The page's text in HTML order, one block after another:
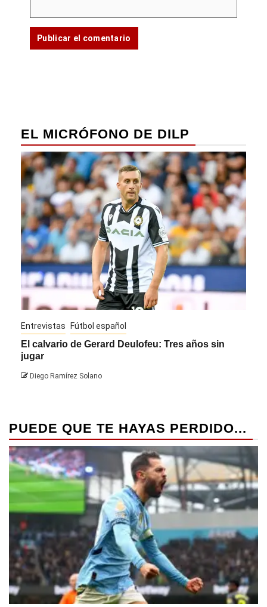
EL MICRÓFONO DE DILP
Entrevistas Fútbol español
El calvario de Gerard Deulofeu: Tres años sin
jugar
Diego Ramírez Solano
PUEDE QUE TE HAYAS PERDIDO...